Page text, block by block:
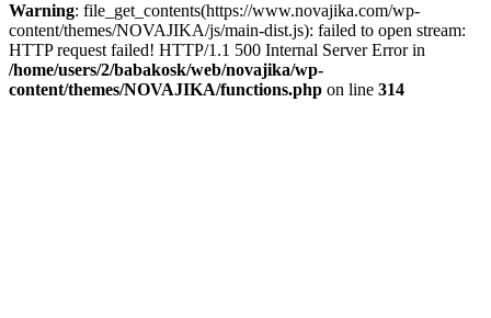
Warning: file_get_contents(https://www.novajika.com/wp-
content/themes/NOVAJIKA/js/main-dist.js): failed to open stream:
HTTP request failed! HTTP/1.1 500 Internal Server Error in
/home/users/2/babakosk/web/novajika/wp-
content/themes/NOVAJIKA/functions.php on line 314